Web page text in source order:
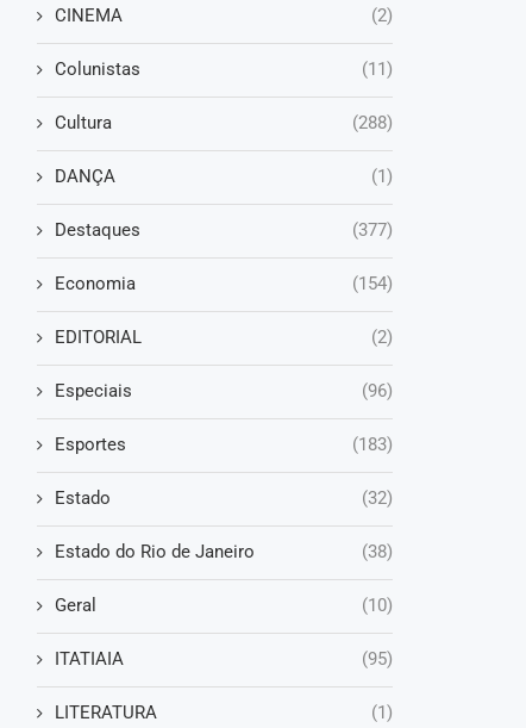
CINEMA (2)
Colunistas (11)
Cultura (288)
DANÇA (1)
Destaques (377)
Economia (154)
EDITORIAL (2)
Especiais (96)
Esportes (183)
Estado (32)
Estado do Rio de Janeiro (38)
Geral (10)
ITATIAIA (95)
LITERATURA (1)